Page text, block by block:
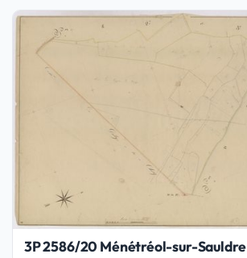
3P 2586/20 Ménétréol-sur-Sauldre